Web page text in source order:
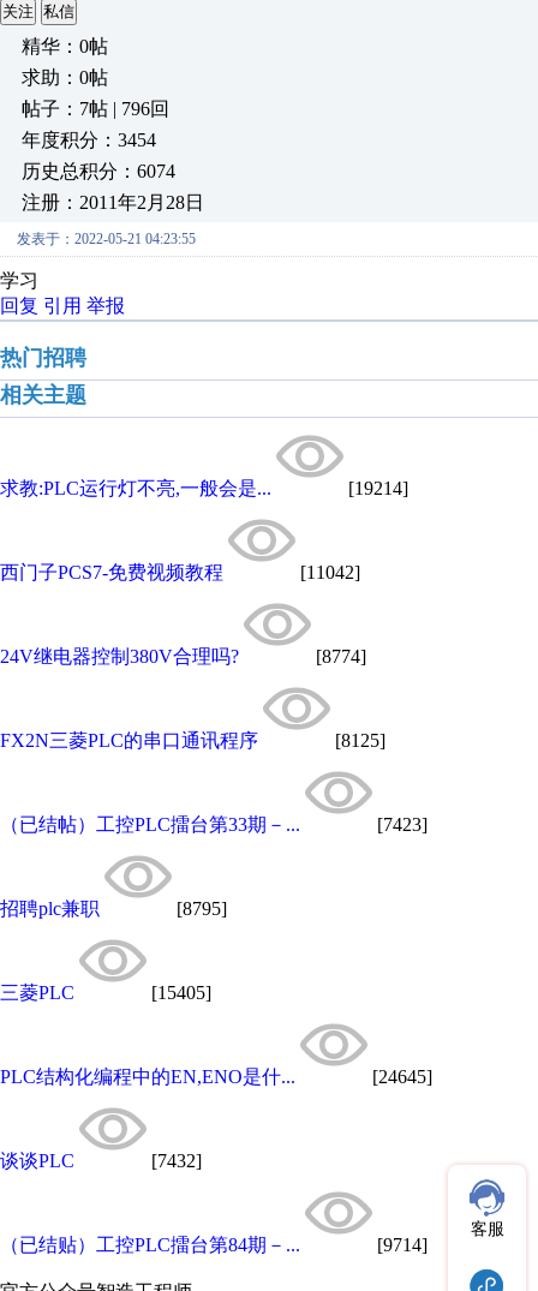
关注 私信
精华：0帖
求助：0帖
帖子：7帖 | 796回
年度积分：3454
历史总积分：6074
注册：2011年2月28日
发表于：2022-05-21 04:23:55
学习
回复 引用 举报
热门招聘
相关主题
求教:PLC运行灯不亮,一般会是... [19214]
西门子PCS7-免费视频教程 [11042]
24V继电器控制380V合理吗? [8774]
FX2N三菱PLC的串口通讯程序 [8125]
（已结帖）工控PLC擂台第33期－... [7423]
招聘plc兼职 [8795]
三菱PLC [15405]
PLC结构化编程中的EN,ENO是什... [24645]
谈谈PLC [7432]
（已结贴）工控PLC擂台第84期－... [9714]
客服